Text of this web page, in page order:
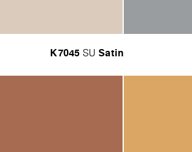
K7045 SU Satin